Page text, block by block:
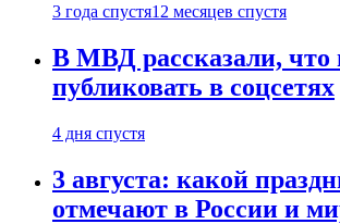
3 года спустя12 месяцев спустя
В МВД рассказали, что
публиковать в соцсетях
4 дня спустя
3 августа: какой
отмечают в России и